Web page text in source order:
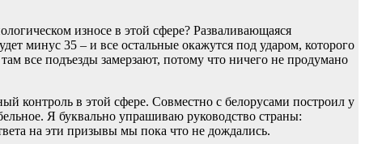
износе в этой сфере? Разваливающаяся
минус 35 – и все остальные окажутся под ударом, которого
все подъезды замерзают, потому что ничего не продумано
контроль в этой сфере. Совместно с белорусами построил у
Я буквально упрашиваю руководство страны:
на эти призывы мы пока что не дождались.